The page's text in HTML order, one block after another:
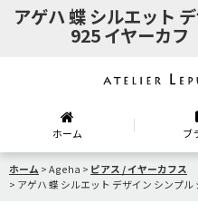
アゲハ 蝶 シルエット
925 イヤーカフ
ホーム ブ
ホーム >Ageha > ピアス / イヤーカフス
> アゲハ 蝶 シルエット デザイン シンプ